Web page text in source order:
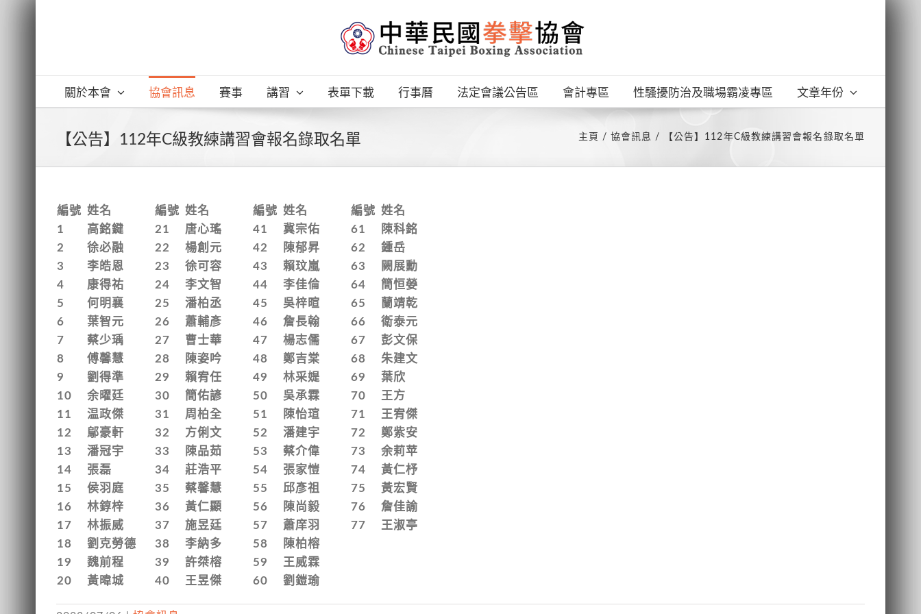
關於本會 協會訊息 賽事 講習 表單下載 行事曆 法定會議公告區 會計專區 性騷擾防治及職場霸凌專區 文章年份
【公告】112年C級教練講習會報名錄取名單 主頁 協會訊息 【公告】112年C級教練講習會報名錄取名單
編號 姓名 編號 姓名 編號 姓名 編號 姓名
1
高銘鍵 21 唐心瑤 41 冀宗佑 61
陳科銘
2
徐必融 22 楊創元 42 陳郁昇 62
鍾岳
3
李皓恩 23 徐可容 43 賴玟嵐 63
闕展勳
4
康得祐 24 李文智 44 李佳倫 64
簡恒嫈
5
何明襄 25 潘柏丞 45 吳梓暄 65
蘭靖乾
6
葉智元 26 蕭輔彥 46 詹長翰 66
衛泰元
7
蔡少瑀 27 曹士華 47 楊志儒 67
彭文保
8
傅馨慧 28 陳姿吟 48 鄭吉棠 68
朱建文
9
劉得準 29 賴宥任 49 林采媞 69
葉欣
10
余曜廷 30 簡佑諺 50 吳承霖 70
王方
11
温政傑 31 周柏全 51 陳怡瑄 71
王宥傑
12
鄔豪軒 32 方俐文 52 潘建宇 72
鄭紫安
13
潘冠宇 33 陳品茹 53 蔡介偉 73
余莉苹
14
張磊 34 莊浩平 54 張家愷 74
黃仁杼
15
侯羽庭 35 蔡馨慧 55 邱彥祖 75
黃宏賢
16
林錞梓 36 黃仁顯 56 陳尚毅 76
詹佳諭
17
林振威 37 施昱廷 57 蕭庠羽 77
王淑亭
18
劉克勞德 38 李納多 58
陳柏榕
19
魏前程 39 許桀榕 59
王威霖
20
黃暐城 40 王昱傑 60 劉鎧瑜